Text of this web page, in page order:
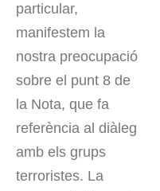
particular,
manifestem la
nostra preocupació
sobre el punt 8 de
la Nota, que fa
referència al diàleg
amb els grups
terroristes. La